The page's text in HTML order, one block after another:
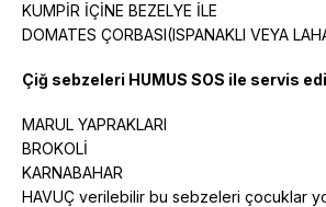
KUMPİR İÇİNE BEZELYE İLE
DOMATES ÇORBASI(ISPANAKLI VEYA
Çiğ sebzeleri HUMUS SOS ile servis
MARUL YAPRAKLARI
BROKOLİ
KARNABAHAR
HAVUÇ verilebilir bu sebzeleri çocuklar